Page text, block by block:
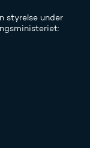
styrelse under